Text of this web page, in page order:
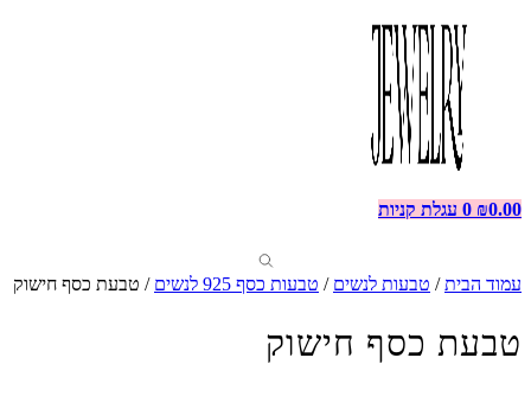
₪0.00
0 עגלת קניות
עמוד הבית/ טבעות לנשים / טבעות כסף 925 לנשים / טבעת כסף חישוק
טבעת כסף חישוק